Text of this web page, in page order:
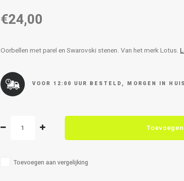
€24,00
Oorbellen met parel en Swarovski stenen. Van het merk Lotus.
VOOR 12:00 UUR BESTELD, MORGEN IN
Toevoegen aan vergelijking